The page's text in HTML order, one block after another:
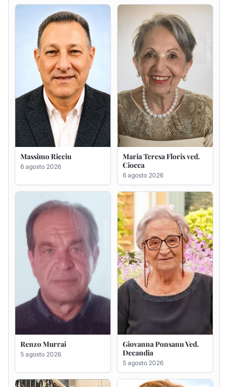
Massimo Ricciu
6 agosto 2026
Maria Teresa Floris ved.
6 agosto 2026
Renzo Murrai
5 agosto 2026
Giovanna Ponsanu Ved.
Decandia
5 agosto 2026
Giuseppe Saba
Maria Antonietta Orrù